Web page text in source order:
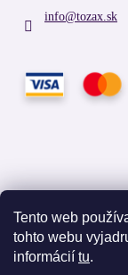
Tento web
tohto webu
informácií tu.
info@tozax.sk
Facebook